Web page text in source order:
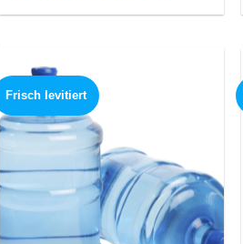
Frisch levitiert